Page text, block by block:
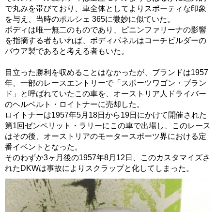
で丸みを帯びており、車全体としてよりスポーティな印象
を与え、当時のポルシェ 365に微妙に似ていた。
ボディは唯一無二のものであり、ピニンファリーナの影響
を指摘する者もいれば、ボディパネルはコーチビルダーの
バウア製であると考える者もいた。
目立った勝利を収めることはなかったが、ブランドは1957
年、一部のレースエントリーで「スポーツワゴン・ブラン
ド」と呼ばれていたこの車を、オーストリア人ドライバー
のヘルベルト・ロイトナーに売却した。
ロイトナーは1957年5月18日から19日にかけて開催された
第1回ゼンペリット・ラリーにこの車で出場し、このレース
はその後、オーストリアのモータースポーツ界における定
番イベントとなった。
そのわずか3ヶ月後の1957年8月12日、このカスタマイズさ
れたDKWは事故によりスクラップと化してしまった。